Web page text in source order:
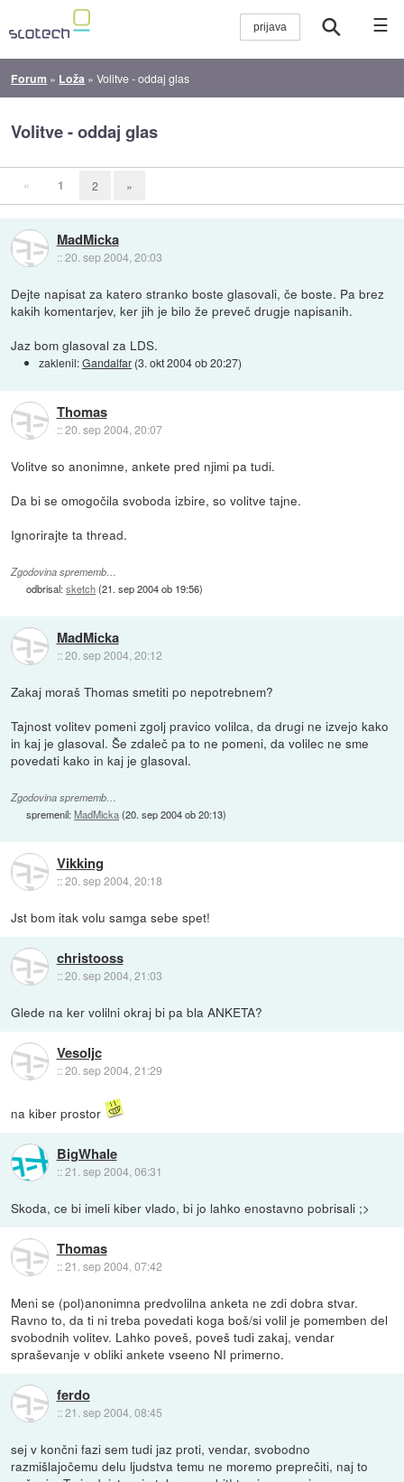
☰
Forum » Loža »Volitve - oddaj glas
Volitve - oddaj glas
« 1 2 »
MadMicka
::20. sep 2004, 20:03
Dejte napisat za katero stranko boste glasovali, če boste. Pa brez
kakih komentarjev, ker jih je bilo že preveč drugje napisanih.
Jaz bom glasoval za LDS.
zaklenil:Gandalfar (3. okt 2004 ob 20:27)
Thomas
::20. sep 2004, 20:07
Volitve so anonimne, ankete pred njimi pa tudi.
Da bi se omogočila svoboda izbire, so volitve tajne.
Ignorirajte ta thread.
Zgodovina sprememb…
odbrisal:sketch(21. sep 2004 ob 19:56)
MadMicka
::20. sep 2004, 20:12
Zakaj moraš Thomas smetiti po nepotrebnem?
Tajnost volitev pomeni zgolj pravico volilca, da drugi ne izvejo kako
in kaj je glasoval. Še zdaleč pa to ne pomeni, da volilec ne sme
povedati kako in kaj je glasoval.
Zgodovina sprememb…
spremenil:MadMicka(20. sep 2004 ob 20:13)
Vikking
::20. sep 2004, 20:18
Jst bom itak volu samga sebe spet!
christooss
::20. sep 2004, 21:03
Glede na ker volilni okraj bi pa bla ANKETA?
Vesoljc
::20. sep 2004, 21:29
na kiber prostor
BigWhale
::21. sep 2004, 06:31
Skoda, ce bi imeli kiber vlado, bi jo lahko enostavno pobrisali ;>
Thomas
::21. sep 2004, 07:42
Meni se (pol)anonimna predvolilna anketa ne zdi dobra stvar.
Ravno to, da ti ni treba povedati koga boš/si volil je pomemben del
svobodnih volitev. Lahko poveš, poveš tudi zakaj, vendar
spraševanje v obliki ankete vseeno NI primerno.
ferdo
::21. sep 2004, 08:45
sej v končni fazi sem tudi jaz proti, vendar, svobodno
razmišlajočemu delu ljudstva temu ne moremo preprečiti, naj to